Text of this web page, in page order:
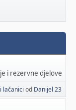
i rezervne djelove
lačanici od Danijel 23